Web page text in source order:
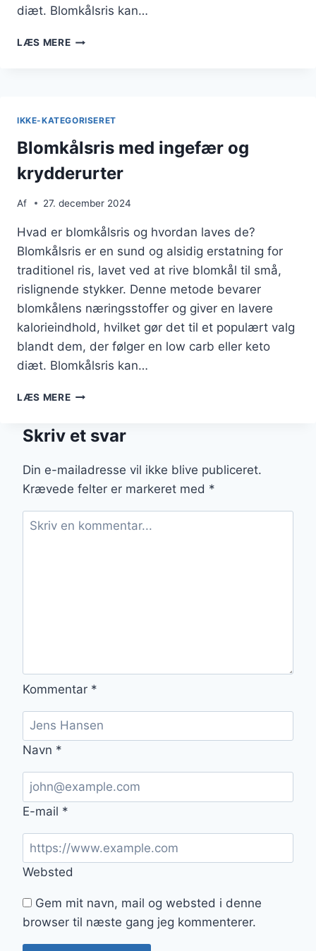
diæt. Blomkålsris kan…
LÆS MEREBLOMKÅLSRIS
IKKE-KATEGORISERET
Blomkålsris med ingefær og
krydderurter
Af 27. december 2024
Hvad er blomkålsris og hvordan laves de?
Blomkålsris er en sund og alsidig erstatning for
traditionel ris, lavet ved at rive blomkål til små,
rislignende stykker. Denne metode bevarer
blomkålens næringsstoffer og giver en lavere
kalorieindhold, hvilket gør det til et populært valg
blandt dem, der følger en low carb eller keto
diæt. Blomkålsris kan…
LÆS MEREBLOMKÅLSRIS
OG
Skriv et svar
Din e-mailadresse vil ikke blive publiceret.
Krævede felter er markeret med *
Kommentar *
Navn *
E-mail *
Websted
Gem mit navn, mail og websted i denne
browser til næste gang jeg kommenterer.